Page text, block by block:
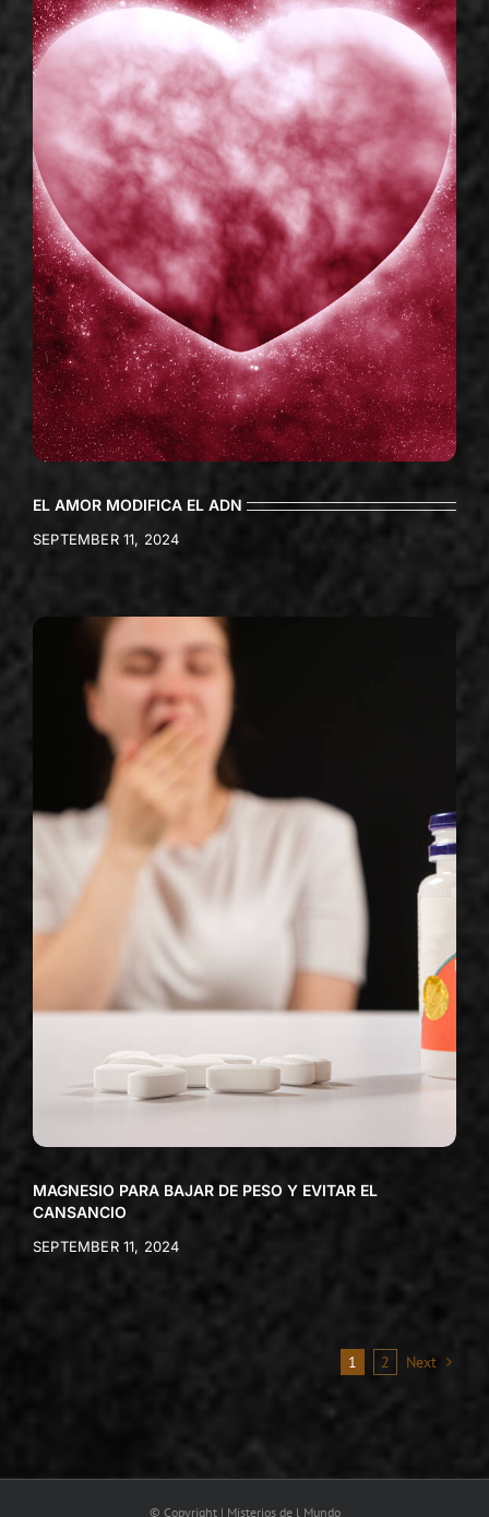
EL AMOR MODIFICA EL ADN
SEPTEMBER 11, 2024
MAGNESIO PARA BAJAR DE PESO Y EVITAR EL
CANSANCIO
SEPTEMBER 11, 2024
1 2 Next
© Copyright | Misterios de l Mundo